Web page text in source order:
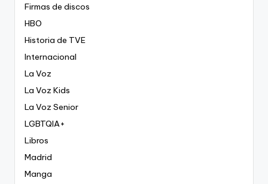
Firmas de discos
HBO
Historia de TVE
Internacional
La Voz
La Voz Kids
La Voz Senior
LGBTQIA+
Libros
Madrid
Manga